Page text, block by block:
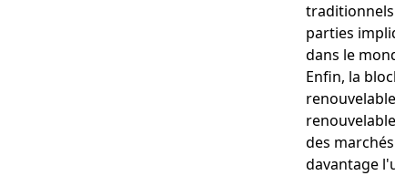
parties
dans le
Enfin, la
des
davantage